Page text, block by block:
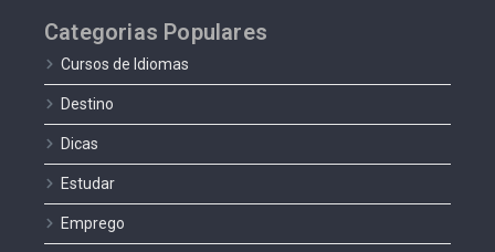
Categorias Populares
Cursos de Idiomas
Destino
Dicas
Estudar
Emprego